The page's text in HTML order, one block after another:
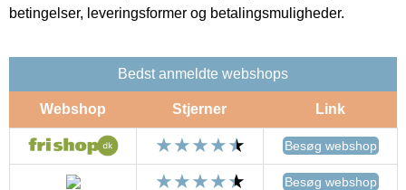
betingelser, leveringsformer og betalingsmuligheder.
Bedst anmeldte webshops
Webshop Stjerner Link
Besøg webshop
Besøg webshop